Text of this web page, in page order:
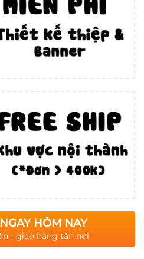
HÔM NAY
- giao hàng tận nơi